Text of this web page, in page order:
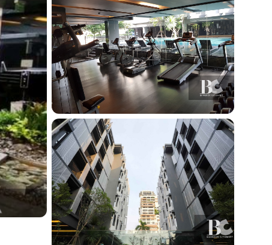
เปรียบเทียบ
ลบทั้งหมด